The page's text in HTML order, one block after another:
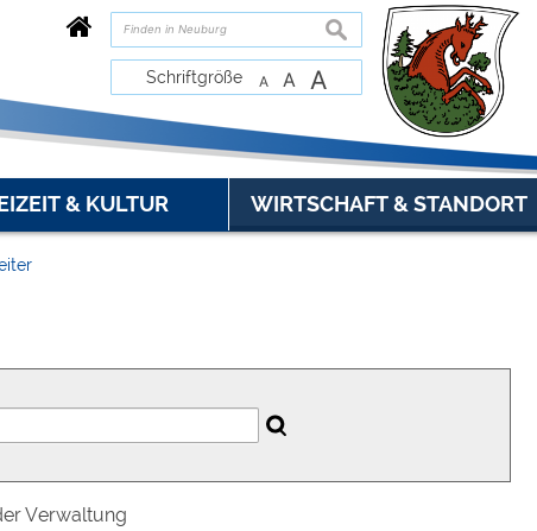
suchen
Schriftgröße A A A
& KULTUR WIRTSCHAFT & STANDORT
Verwaltung